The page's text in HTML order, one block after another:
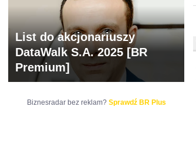
List do akcjonariuszy
DataWalk S.A. 2025 [BR
Premium]
Biznesradar bez reklam? Sprawdź BR Plus